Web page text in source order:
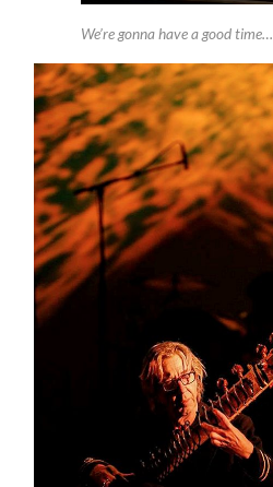
We’re gonna have a good time…